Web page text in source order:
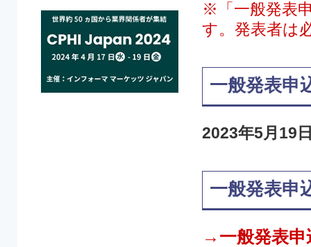
※「一般発表
す。発表者は
一般発表申
2023年5月19
一般発表申
→一般発表申